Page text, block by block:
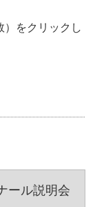
）をクリックし
ール説明会